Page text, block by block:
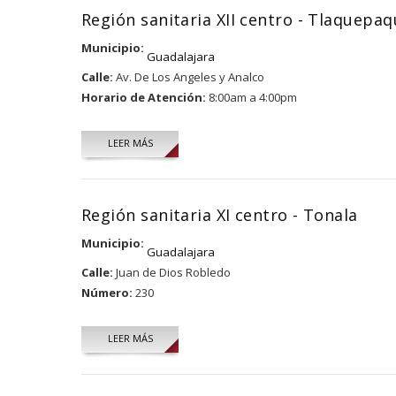
Región sanitaria XII centro -
Municipio:
Guadalajara
Calle: Av. De Los Angeles y Analco
Horario de Atención: 8:00am a 4:00pm
LEER MÁS
Región sanitaria XI centro - Tonala
Municipio:
Guadalajara
Calle: Juan de Dios Robledo
Número: 230
LEER MÁS